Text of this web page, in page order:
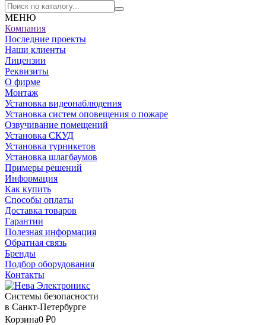
МЕНЮ
Компания
Последние проекты
Наши клиенты
Лицензии
Реквизиты
О фирме
Монтаж
Установка видеонаблюдения
Установка систем оповещения о пожаре
Озвучивание помещений
Установка СКУД
Установка турникетов
Установка шлагбаумов
Примеры решений
Информация
Как купить
Способы оплаты
Доставка товаров
Гарантии
Полезная информация
Обратная связь
Бренды
Подбор оборудования
Контакты
Системы безопасности
в Санкт-Петербурге
Корзина0 ₽0